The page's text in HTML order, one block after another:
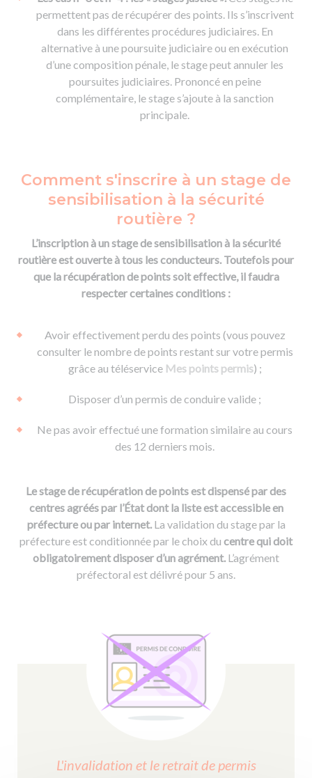
permettent pas de récupérer des points. Ils s’inscrivent
dans les différentes procédures judiciaires. En
alternative à une poursuite judiciaire ou en exécution
d’une composition pénale, le stage peut annuler les
poursuites judiciaires. Prononcé en peine
complémentaire, le stage s’ajoute à la sanction
principale.
Comment s'inscrire à un stage de
sensibilisation à la sécurité
routière ?
L’inscription à un stage de sensibilisation à la sécurité
routière est ouverte à tous les conducteurs. Toutefois pour
que la récupération de points soit effective, il faudra
respecter certaines conditions :
Avoir effectivement perdu des points (vous pouvez
consulter le nombre de points restant sur votre permis
grâce au téléservice Mes points permis) ;
Disposer d’un permis de conduire valide ;
Ne pas avoir effectué une formation similaire au cours
des 12 derniers mois.
Le stage de récupération de points est dispensé par des
centres agréés par l’État dont la liste est accessible en
préfecture ou par internet.La validation du stage par la
préfecture est conditionnée par le choix du centre qui doit
obligatoirement disposer d’un agrément.L’agrément
préfectoral est délivré pour 5 ans.
L'invalidation et le retrait de permis